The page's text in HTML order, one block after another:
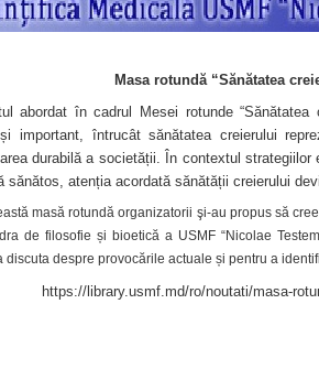
Masa rotundă “Sănătatea
abordat în cadrul Mesei rotunde
important, întrucât sănătatea creierului
durabilă a societății. În contextul
sănătos, atenția acordată sănătății creierului
masă rotundă organizatorii şi-au propus să
de filosofie și bioetică a USMF “Nicolae
discuta despre provocările actuale și pentru a
https://library.usmf.md/ro/noutati/masa-